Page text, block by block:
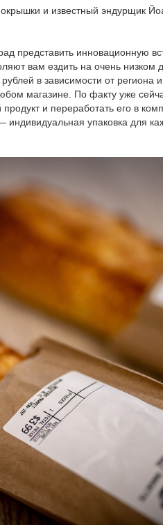
и известный эндурщик
представить инновационную
вам ездить на очень
в зависимости от региона
магазине. По факту уже
и переработать его в
индивидуальная упаковка для